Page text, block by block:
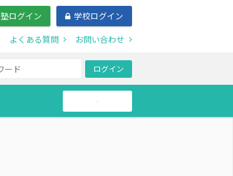
塾ログイン
学校ログイン
よくある質問
お問い合わせ
ログイン
帰国生